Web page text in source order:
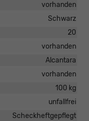
vorhanden
Schwarz
20
vorhanden
Alcantara
vorhanden
100 kg
unfallfrei
Scheckheftgepflegt